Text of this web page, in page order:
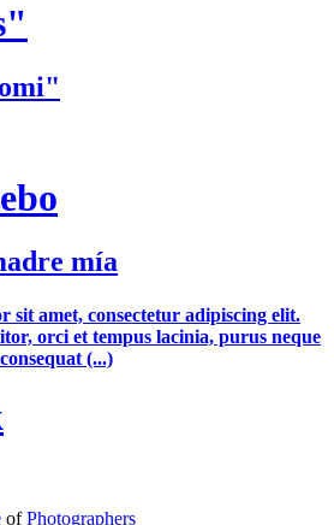
mía
sit amet, consectetur adipiscing elit.
orci et tempus lacinia, purus neque
(...)
of Photographers